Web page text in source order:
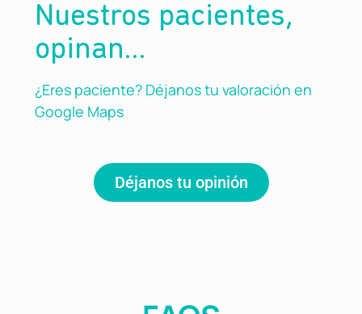
Nuestros pacientes,
opinan…
¿Eres paciente? Déjanos tu valoración en
Google Maps
Déjanos tu opinión